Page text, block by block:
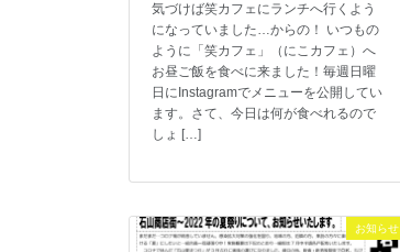
気づけば笑カフェにランチへ行くよう
になっていました…からの！ いつもの
ように「笑カフェ」（にこカフェ）へ
お昼ご飯を食べに来ました！毎週日曜
日にInstagramでメニューを公開してい
ます。さて、今日は何が食べれるので
しょ […]
お知らせ